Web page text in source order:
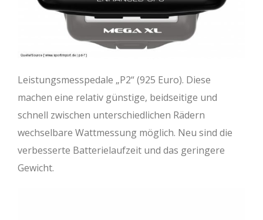
Leistungsmesspedale „P2“ (925 Euro). Diese
machen eine relativ günstige, beidseitige und
schnell zwischen unterschiedlichen Rädern
wechselbare Wattmessung möglich. Neu sind die
verbesserte Batterielaufzeit und das geringere
Gewicht.